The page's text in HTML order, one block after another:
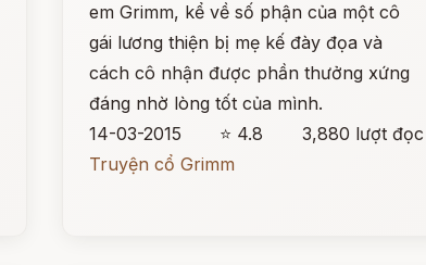
em Grimm, kể về số phận của một cô
gái lương thiện bị mẹ kế đày đọa và
cách cô nhận được phần thưởng xứng
đáng nhờ lòng tốt của mình.
14-03-2015
⭐ 4.8
3,880 lượt đọc
Truyện cổ Grimm